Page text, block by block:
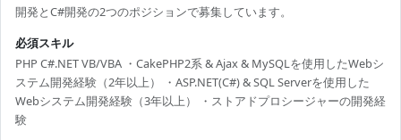
開発とC#開発の2つのポジションで募集しています。
必須スキル
PHP C#.NET VB/VBA ・CakePHP2系 & Ajax & MySQLを使用したWebシ
ステム開発経験（2年以上） ・ASP.NET(C#) & SQL Serverを使用した
Webシステム開発経験（3年以上） ・ストアドプロシージャーの開発経
験